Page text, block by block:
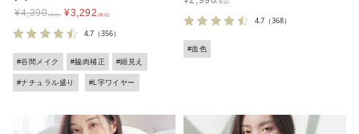
¥4,390 ¥3,292
4.7 （356）
#谷間メイク #脇肉補正 #細見え
#ナチュラル盛り #L字ワイヤー
4.7（368）
#血色